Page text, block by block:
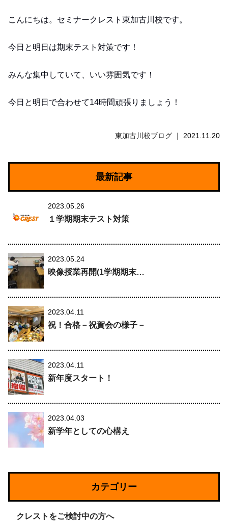
こんにちは。セミナークレスト東加古川校です。
今日と明日は期末テスト対策です！
みんな集中していて、いい雰囲気です！
今日と明日で合わせて14時間頑張りましょう！
東加古川校ブログ 2021.11.20
最新記事
2023.05.26
１学期期末テスト対策
2023.05.24
映像授業再開(1学期期末…
2023.04.11
祝！合格－祝賀会の様子－
2023.04.11
新年度スタート！
2023.04.03
新学年としての心構え
カテゴリー
クレストをご検討中の方へ